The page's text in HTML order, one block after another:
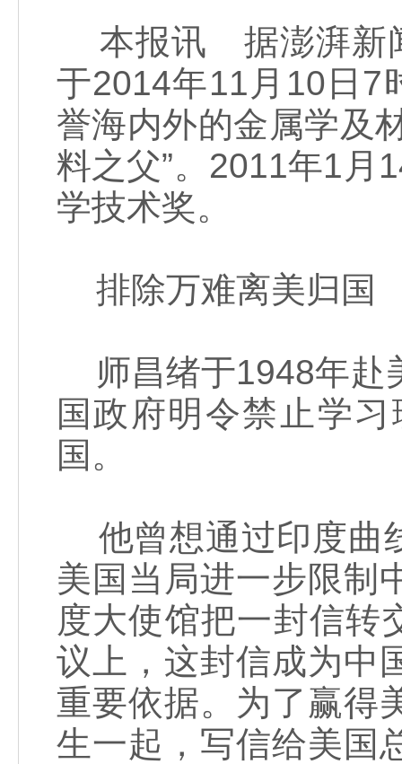
本报讯 据澎湃新闻
于2014年11月10日7
誉海内外的金属学及
料之父”。2011年1月
学技术奖。
排除万难离美归国
师昌绪于1948年赴
国政府明令禁止学
国。
他曾想通过印度曲
美国当局进一步限制
度大使馆把一封信转
议上，这封信成为中
重要依据。为了赢得
生一起，写信给美国